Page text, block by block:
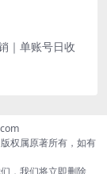
｜单账号日收
权属原著所有，如有
，我们将立即删除